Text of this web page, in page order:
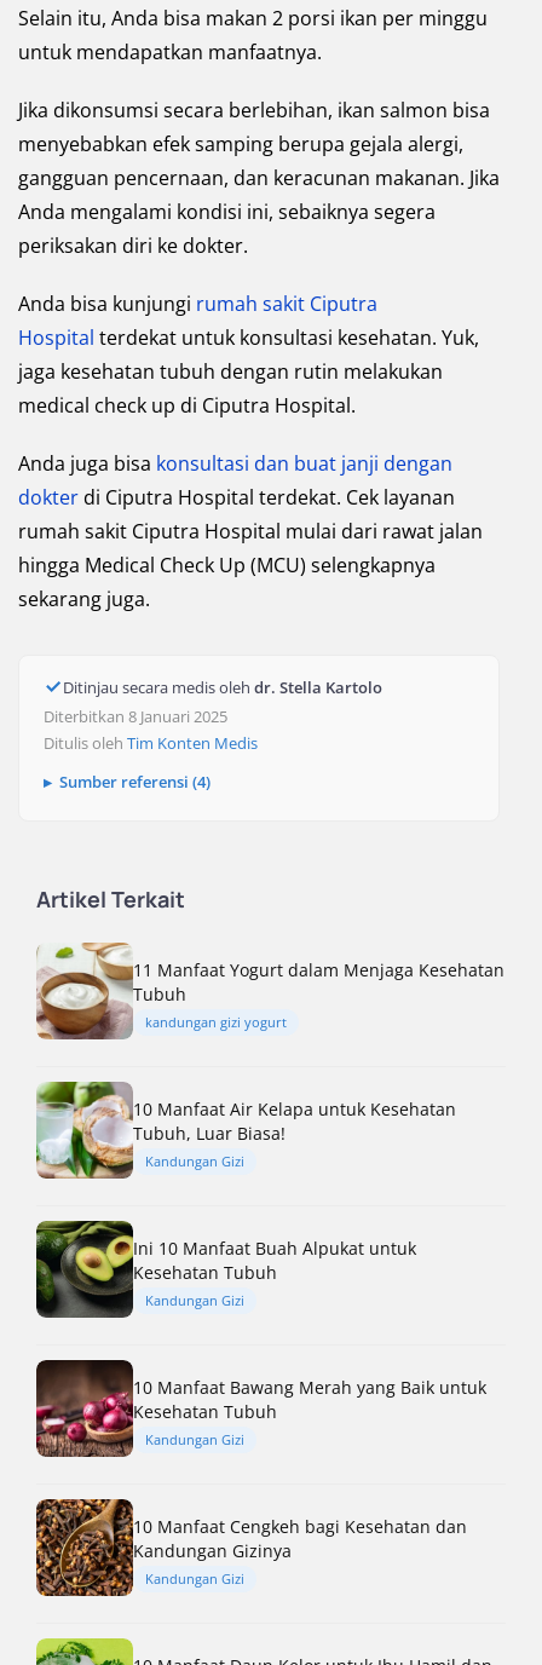
Selain itu, Anda bisa makan 2 porsi ikan per minggu
untuk mendapatkan manfaatnya.
Jika dikonsumsi secara berlebihan, ikan salmon bisa
menyebabkan efek samping berupa gejala alergi,
gangguan pencernaan, dan keracunan makanan. Jika
Anda mengalami kondisi ini, sebaiknya segera
periksakan diri ke dokter.
Anda bisa kunjungi rumah sakit Ciputra
Hospital terdekat untuk konsultasi kesehatan. Yuk,
jaga kesehatan tubuh dengan rutin melakukan
medical check up di Ciputra Hospital.
Anda juga bisa konsultasi dan buat janji dengan
dokter di Ciputra Hospital terdekat. Cek layanan
rumah sakit Ciputra Hospital mulai dari rawat jalan
hingga Medical Check Up (MCU) selengkapnya
sekarang juga.
Ditinjau secara medis oleh dr. Stella Kartolo
Diterbitkan 8 Januari 2025
Ditulis oleh Tim Konten Medis
Sumber referensi (4)
Artikel Terkait
11 Manfaat Yogurt dalam Menjaga Kesehatan
Tubuh
kandungan gizi yogurt
10 Manfaat Air Kelapa untuk Kesehatan
Tubuh, Luar Biasa!
Kandungan Gizi
Ini 10 Manfaat Buah Alpukat untuk
Kesehatan Tubuh
Kandungan Gizi
10 Manfaat Bawang Merah yang Baik untuk
Kesehatan Tubuh
Kandungan Gizi
10 Manfaat Cengkeh bagi Kesehatan dan
Kandungan Gizinya
Kandungan Gizi